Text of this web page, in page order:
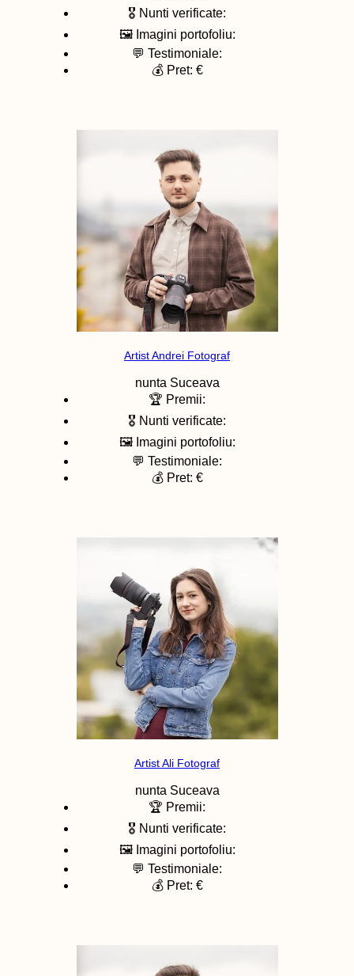
🎖️ Nunti verificate:
🖼️ Imagini portofoliu:
💬 Testimoniale:
💰 Pret: €
Artist Andrei Fotograf
nunta Suceava
🏆 Premii:
🎖️ Nunti verificate:
🖼️ Imagini portofoliu:
💬 Testimoniale:
💰 Pret: €
Artist Ali Fotograf
nunta Suceava
🏆 Premii:
🎖️ Nunti verificate:
🖼️ Imagini portofoliu:
💬 Testimoniale:
💰 Pret: €